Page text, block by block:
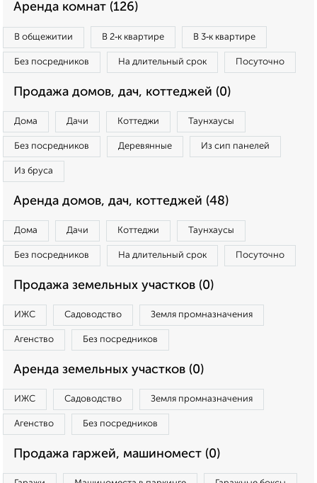
Аренда комнат (126)
В общежитии В 2‑к квартире В 3‑к квартире
Без посредников На длительный срок Посуточно
Продажа домов, дач, коттеджей (0)
Дома Дачи Коттеджи Таунхаусы
Без посредников Деревянные Из сип панелей
Из бруса
Аренда домов, дач, коттеджей (48)
Дома Дачи Коттеджи Таунхаусы
Без посредников На длительный срок Посуточно
Продажа земельных участков (0)
ИЖС Садоводство Земля промназначения
Агенство Без посредников
Аренда земельных участков (0)
ИЖС Садоводство Земля промназначения
Агенство Без посредников
Продажа гаржей, машиномест (0)